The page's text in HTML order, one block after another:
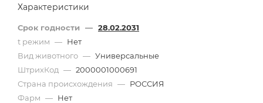
Характеристики
Срок годности — 28.02.2031
t режим — Нет
Вид животного — Универсальные
ШтрихКод — 2000001000691
Страна происхождения — РОССИЯ
Фарм — Нет